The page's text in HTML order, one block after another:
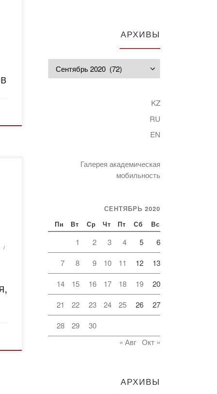
АРХИВЫ
KZ
RU
EN
Галерея академическая
мобильность
СЕНТЯБРЬ 2020
Пн Вт Ср Чт Пт Сб Вс
1 2 3 4 5 6
7 8 9 10 11 12 13
14 15 16 17 18 19 20
21 22 23 24 25 26 27
28 29
30
« Авг Окт »
АРХИВЫ